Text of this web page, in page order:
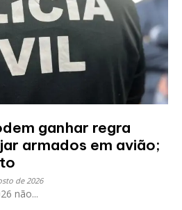
ganhar regra
armados em avião;
de 2026
não...